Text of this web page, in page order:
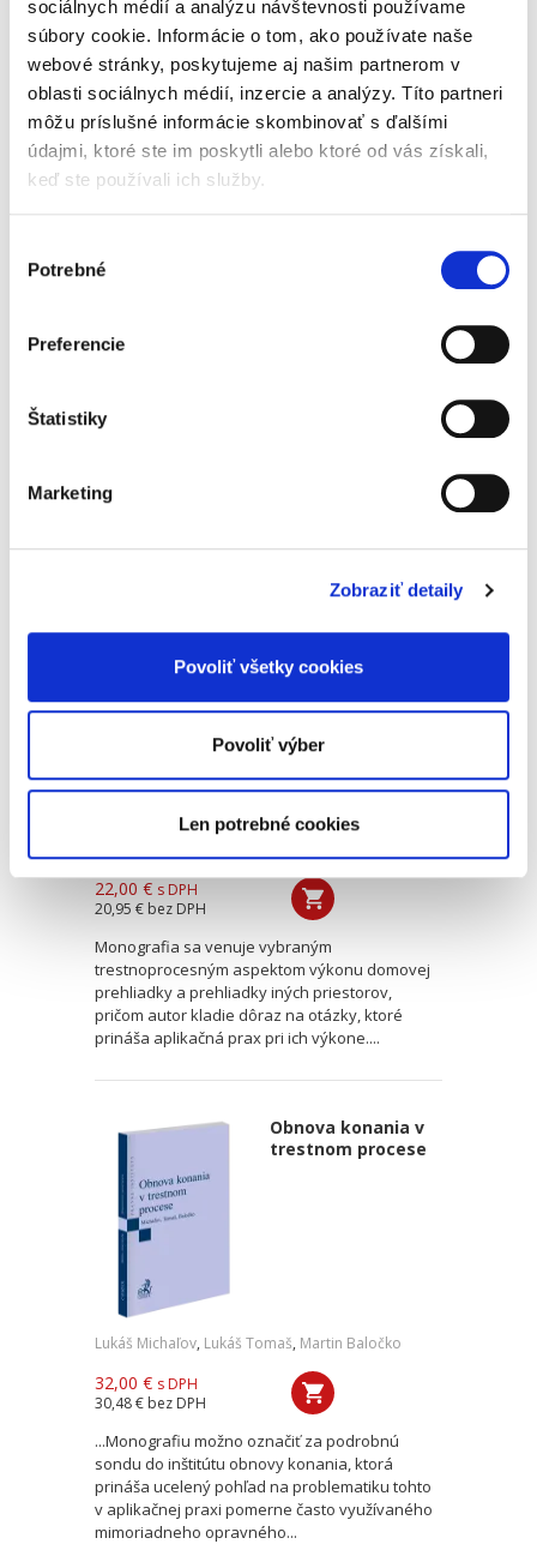
sociálnych médií a analýzu návštevnosti používame
súbory cookie. Informácie o tom, ako používate naše
webové stránky, poskytujeme aj našim partnerom v
oblasti sociálnych médií, inzercie a analýzy. Títo partneri
môžu príslušné informácie skombinovať s ďalšími
údajmi, ktoré ste im poskytli alebo ktoré od vás získali,
keď ste používali ich služby.
súhlasu
Potrebné
Preferencie
Štatistiky
Marketing
Zobraziť detaily
Povoliť všetky cookies
Povoliť výber
Len potrebné cookies
členských štátov Európskej únie. Autor
zohľadňuje historické aspekty,...
Compliance a
regulácie
Marek Kordík ,a kol.
75,24 €
monografiu, ktorá prináša ucelený súbor
oblasti compliance. Obsahuje podrobné...
Vybrané
trestnoprocesné
aspekty výkonu
domovej prehliadky
a prehliadky iných
priestorov
22,00 € s DPH
20,95 € bez DPH
Monografia sa venuje vybraným
trestnoprocesným aspektom výkonu domovej
prehliadky a prehliadky iných priestorov,
pričom autor kladie dôraz na otázky, ktoré
prináša aplikačná prax pri ich výkone....
Obnova konania v
trestnom procese
Lukáš Michaľov, Lukáš Tomaš, Martin Baločko
32,00 € s DPH
30,48 € bez DPH
...Monografiu možno označiť za podrobnú
sondu do inštitútu obnovy konania, ktorá
prináša ucelený pohľad na problematiku tohto
v aplikačnej praxi pomerne často využívaného
mimoriadneho opravného...